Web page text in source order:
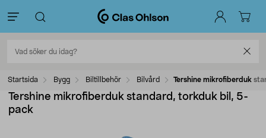
Startsida Bygg Biltillbehör Bilvård Tershine mikrofiberduk
Tershine mikrofiberduk standard, torkduk bil, 5-
pack